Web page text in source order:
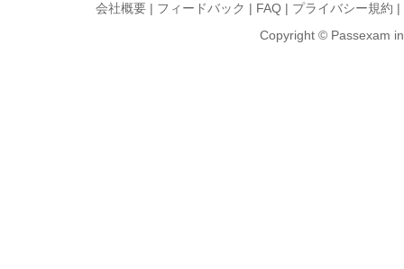
会社概要 | フィードバック | FAQ | プライバシー規約 |
Copyright © Passexam